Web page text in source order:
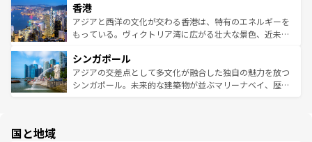
とつ。フォーやバインミー、ベトナムコーヒーなどは、ぜ
ひ現地で味わいたい。どの地域を訪れてもあたたかい人々
が旅行者を迎えてくれるので、きっと忘れられない旅にな
参照してほしい。
の活気が交差している。北部ではチェンマイなどの山岳地
帯で自然と触れ合い、南部ではプーケットやクラビの美し
いビーチでリゾート気分を楽しむことができる。タイ料理
激する。気候は一年中温暖で、どの季節にも異なる楽しみ
が待っている。親しみやすいタイの人々、仏教を中心とし
た文化、そして多様な観光資源が、訪れる旅人を魅了し続
香港
アジアと西洋の文化が交わる香港は、特有のエネルギーを
もっている。ヴィクトリア湾に広がる壮大な景色、近未来
み、どこを訪れても感動するはず。観光スポットが密集し
ており、効率よく見どころを回れるのも魅力。息をのむよ
うな絶景から文化的な体験まで、香港を存分に楽しみ尽く
シンガポール
アジアの交差点として多文化が融合した独自の魅力を放つ
シンガポール。未来的な建築物が並ぶマリーナベイ、歴史
国と地域